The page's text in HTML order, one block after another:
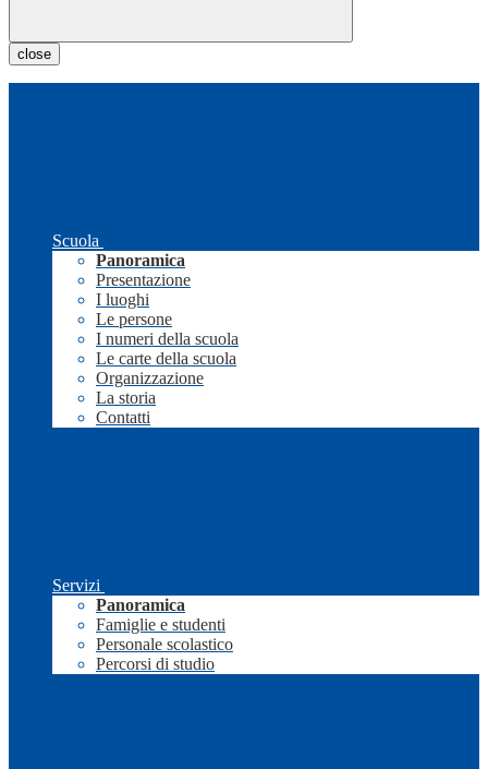
close
Scuola
Panoramica
Presentazione
I luoghi
Le persone
I numeri della scuola
Le carte della scuola
Organizzazione
La storia
Contatti
Servizi
Panoramica
Famiglie e studenti
Personale scolastico
Percorsi di studio